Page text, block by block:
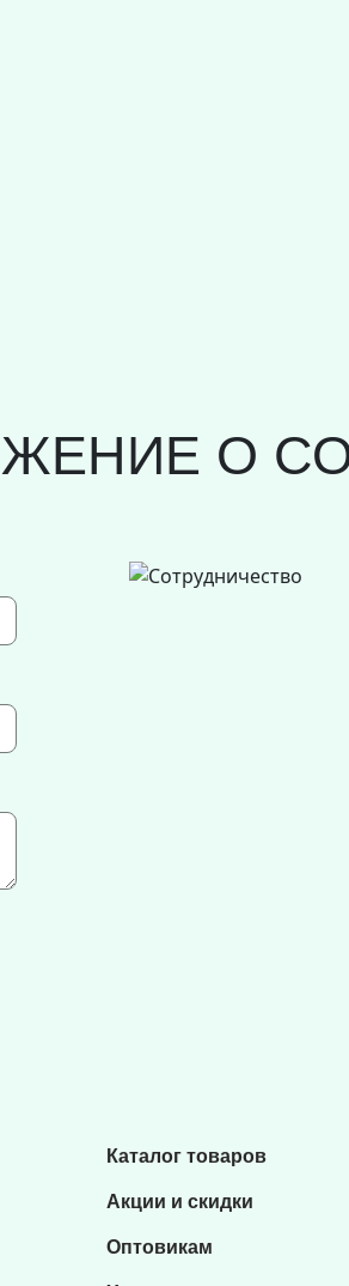
О
Каталог товаров
Акции и скидки
Оптовикам